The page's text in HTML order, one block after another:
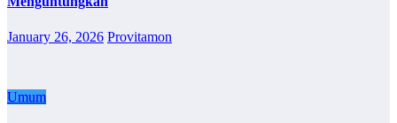
January 26, 2026 Provitamon
Umum